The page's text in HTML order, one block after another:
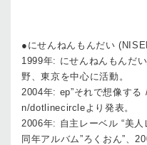
●にせんねんもんだい
1999年: にせんねんもんだ
野、東京を中心に活動。
2004年: ep”それで想像する
n/dotlinecircleより発表。
2006年: 自主レーベル “美人
同年アルバム”ろくおん”、